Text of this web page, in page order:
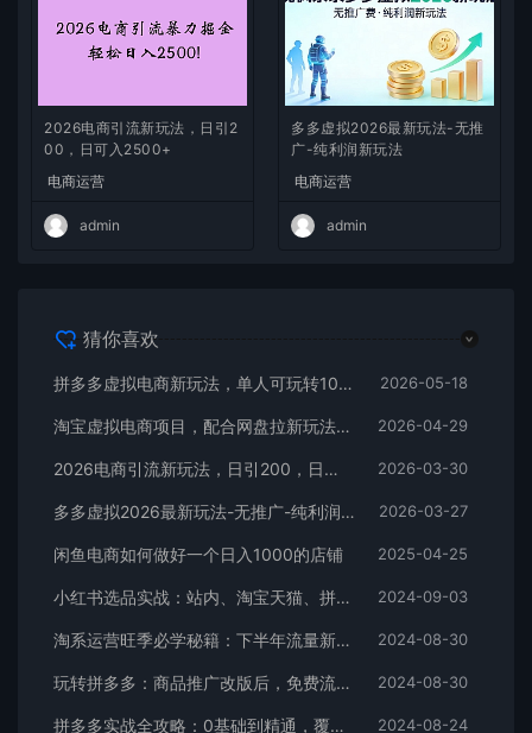
2026电商引流新玩法，日引2
00，日可入2500+
电商运营
admin
多多虚拟2026最新玩法-无推
广-纯利润新玩法
电商运营
admin
猜你喜欢
拼多多虚拟电商新玩法，单人可玩转10家店，零成本、成交快、转化快，单店单日可盈利300+ 2026-05-18
淘宝虚拟电商项目，配合网盘拉新玩法，新手小白轻松月入过万，外面收费1980的项目！ 2026-04-29
2026电商引流新玩法，日引200，日可入2500+ 2026-03-30
多多虚拟2026最新玩法-无推广-纯利润新玩法 2026-03-27
闲鱼电商如何做好一个日入1000的店铺 2025-04-25
小红书选品实战：站内、淘宝天猫、拼多多，多渠道选品策略 2024-09-03
淘系运营旺季必学秘籍：下半年流量新玩法：搜索+推荐全域收割（无水印） 2024-08-30
玩转拼多多：商品推广改版后，免费流量+货损策略打造爆款新法（无水印） 2024-08-30
拼多多实战全攻略：0基础到精通，覆盖选品、运营、推广、起款 2024-08-24